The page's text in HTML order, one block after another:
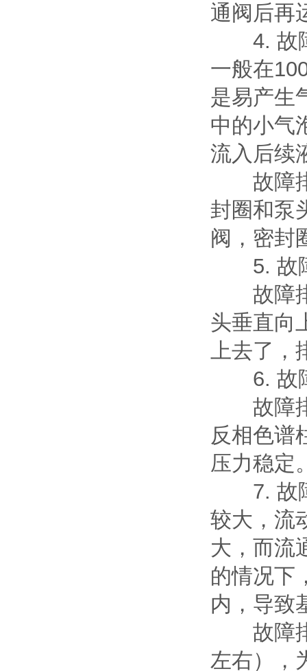
通阀后再
4. 故障
一般在
是易产生
中的小气
流入后续
故障排
封圈和泵
阀，密封
5. 故障
故障排
头垂直向
上去了，
6. 故障
故障排
反相色谱
压力稳定
7. 故障
较大，流
大，而流
的情况下
内，导致
故障排
左右），